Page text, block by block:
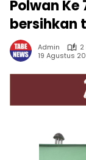
Polwan Ke
bersihkan
Admin
19 Agustus